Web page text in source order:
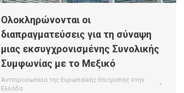
Ολοκληρώνονται οι
διαπραγματεύσεις για τη σύναψη
μιας εκσυγχρονισμένης Συνολικής
Συμφωνίας με το Μεξικό
Αντιπροσωπεία της Ευρωπαϊκής Επιτροπής στην
Ελλάδα